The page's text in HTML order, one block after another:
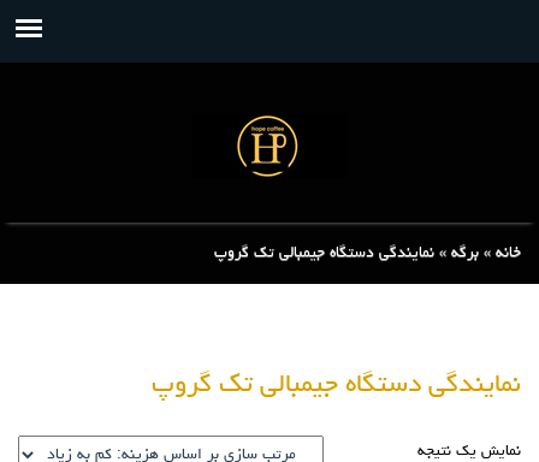
خانه » برگه » نمایندگی دستگاه جیمبالی تک گروپ
نمایندگی دستگاه جیمبالی تک گروپ
نمایش یک نتیجه